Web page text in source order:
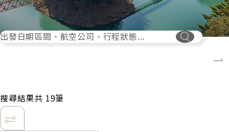
出發日期區間、航空公司、行程狀態...
搜尋按鈕
搜尋結果共 19筆